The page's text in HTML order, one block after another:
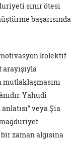
sınır ötesi
başarısında
kolektif
Yahudi
veya Şia
zaman algısına